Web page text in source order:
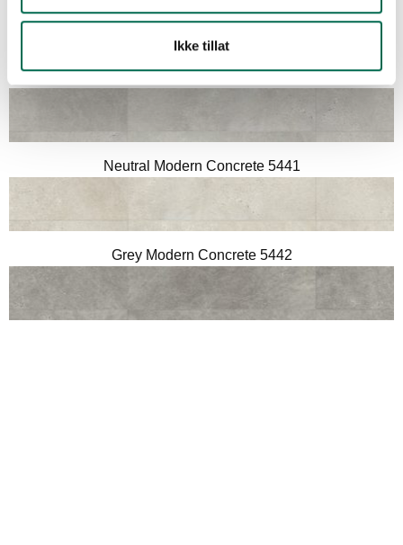
Ikke tillat
Light Modern Concrete 5439
Neutral Modern Concrete 5441
Grey Modern Concrete 5442